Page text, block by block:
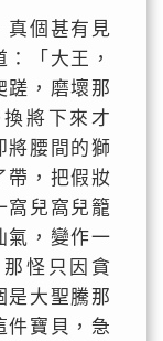
真個甚有見
「大王，
蹉，磨壞那
將下來才
將腰間的獅
帶，把假妝
窩兒窩兒籠
氣，變作一
怪只因貪
是大聖騰那
件寶貝，急